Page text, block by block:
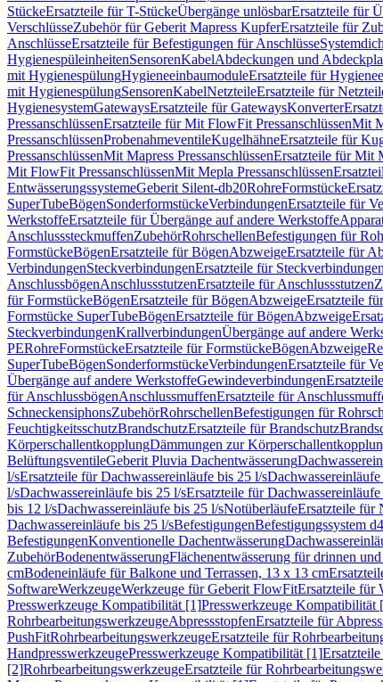
StückeErsatzteile für T-StückeÜbergänge unlösbarErsatzteile für
VerschlüsseZubehör für Geberit Mapress KupferErsatzteile für
AnschlüsseErsatzteile für Befestigungen für Anschlüsse
HygienespüleinheitenSensorenKabelAbdeckungen und
mit HygienespülungHygieneeinbaumoduleErsatzteile für
mit HygienespülungSensorenKabelNetzteileErsatzteile für
HygienesystemGatewaysErsatzteile für GatewaysKonverter
PressanschlüssenErsatzteile für Mit FlowFit PressanschlüssenMit
PressanschlüssenProbenahmeventileKugelhähneErsatzteile für
PressanschlüssenMit Mapress PressanschlüssenErsatzteile für Mit
Mit FlowFit PressanschlüssenMit Mepla Pressanschlüssen
EntwässerungssystemeGeberit Silent-db20RohreFormstücke
SuperTubeBögenSonderformstückeVerbindungenErsatzteile für
WerkstoffeErsatzteile für Übergänge auf andere Werkstoffe
AnschlusssteckmuffenZubehörRohrschellenBefestigungen für
FormstückeBögenErsatzteile für BögenAbzweigeErsatzteile für
VerbindungenSteckverbindungenErsatzteile für Steckverbindungen
AnschlussbögenAnschlussstutzenErsatzteile für Anschlussstutzen
für FormstückeBögenErsatzteile für BögenAbzweigeErsatzteile
Formstücke SuperTubeBögenErsatzteile für BögenAbzweige
SteckverbindungenKrallverbindungenÜbergänge auf andere
PERohreFormstückeErsatzteile für FormstückeBögenAbzweige
SuperTubeBögenSonderformstückeVerbindungenErsatzteile für
Übergänge auf andere WerkstoffeGewindeverbindungen
für AnschlussbögenAnschlussmuffenErsatzteile für
SchneckensiphonsZubehörRohrschellenBefestigungen für
FeuchtigkeitsschutzBrandschutzErsatzteile für Brandschutz
KörperschallentkopplungDämmungen zur
BelüftungsventileGeberit Pluvia Dachentwässerung
l/sErsatzteile für Dachwassereinläufe bis 25 l/s
l/sDachwassereinläufe bis 25 l/sErsatzteile für
bis 12 l/sDachwassereinläufe bis 25 l/sNotüberläufeErsatzteile für
Dachwassereinläufe bis 25 l/sBefestigungenBefestigungssystem
BefestigungenKonventionelle Dachentwässerung
ZubehörBodenentwässerungFlächenentwässerung für drinnen
cmBodeneinläufe für Balkone und Terrassen, 13 x 13 cm
SoftwareWerkzeugeWerkzeuge für Geberit FlowFitErsatzteile für
Presswerkzeuge Kompatibilität [1]Presswerkzeuge Kompatibilität
RohrbearbeitungswerkzeugeAbpressstopfenErsatzteile für
PushFitRohrbearbeitungswerkzeugeErsatzteile für
HandpresswerkzeugePresswerkzeuge Kompatibilität [1]
[2]RohrbearbeitungswerkzeugeErsatzteile für